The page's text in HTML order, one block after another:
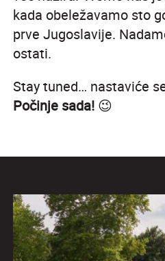
kada obeležavamo sto
prve Jugoslavije.
ostati.
Stay tuned… nastaviće
Počinje sada! 😉